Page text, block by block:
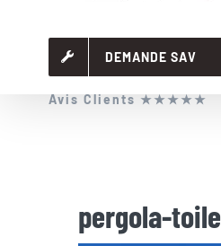
DEMANDE SAV
Avis Clients ★★★★★
pergola-toile